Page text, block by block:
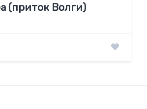
(приток Волги)